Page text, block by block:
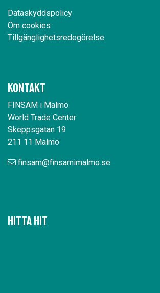
Dataskyddspolicy
Om cookies
Tillgänglighetsredogörelse
Kontakt
FINSAM i Malmö
World Trade Center
Skeppsgatan 19
211 11 Malmö
finsam@finsamimalmo.se
Hitta hit